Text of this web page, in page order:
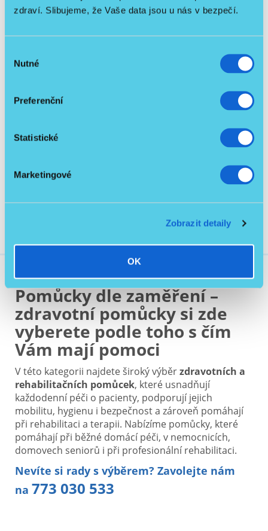
zdraví. Slibujeme, že Vaše data jsou u nás v bezpečí.
souhlasu
Nutné
Preferenční
Statistické
Marketingové
Zobrazit detaily
OK
Pomůcky pro osoby s vyšší hmotností
Pomůcky dle zaměření –
zdravotní pomůcky si zde
vyberete podle toho s čím
Vám mají pomoci
V této kategorii najdete široký výběrzdravotních a
rehabilitačních pomůcek, které usnadňují
každodenní péči o pacienty, podporují jejich
mobilitu, hygienu i bezpečnost a zároveň pomáhají
při rehabilitaci a terapii. Nabízíme pomůcky, které
pomáhají při běžné domácí péči, v nemocnicích,
domovech seniorů i při profesionální rehabilitaci.
Nevíte si rady s výběrem? Zavolejte nám
na 773 030 533